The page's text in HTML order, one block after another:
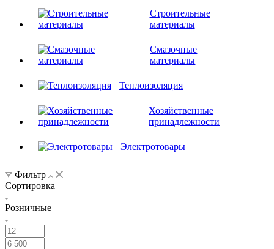
Строительные
материалы
Смазочные
материалы
Теплоизоляция
Хозяйственные
принадлежности
Электротовары
Фильтр
Сортировка
Розничные